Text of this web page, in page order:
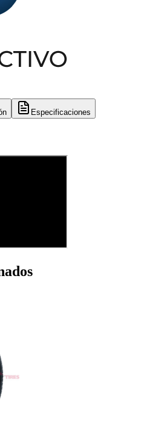
Especificaciones